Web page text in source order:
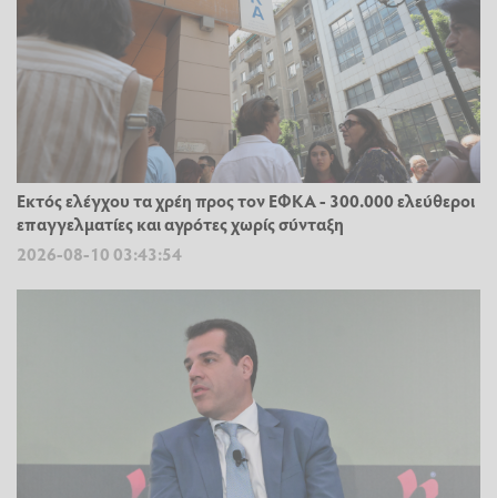
Εκτός ελέγχου τα χρέη προς τον ΕΦΚΑ - 300.000 ελεύθεροι
επαγγελματίες και αγρότες χωρίς σύνταξη
2026-08-10 03:43:54